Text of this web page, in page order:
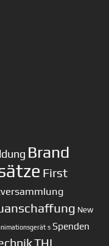
Brand
First
New
s Spenden
THL